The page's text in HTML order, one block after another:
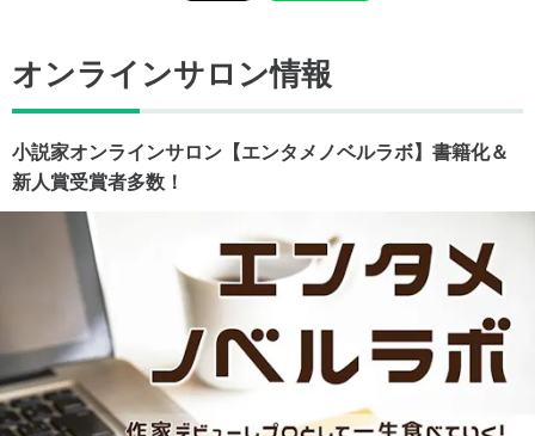
オンラインサロン情報
小説家オンラインサロン【エンタメノベルラボ】書籍化＆
新人賞受賞者多数！